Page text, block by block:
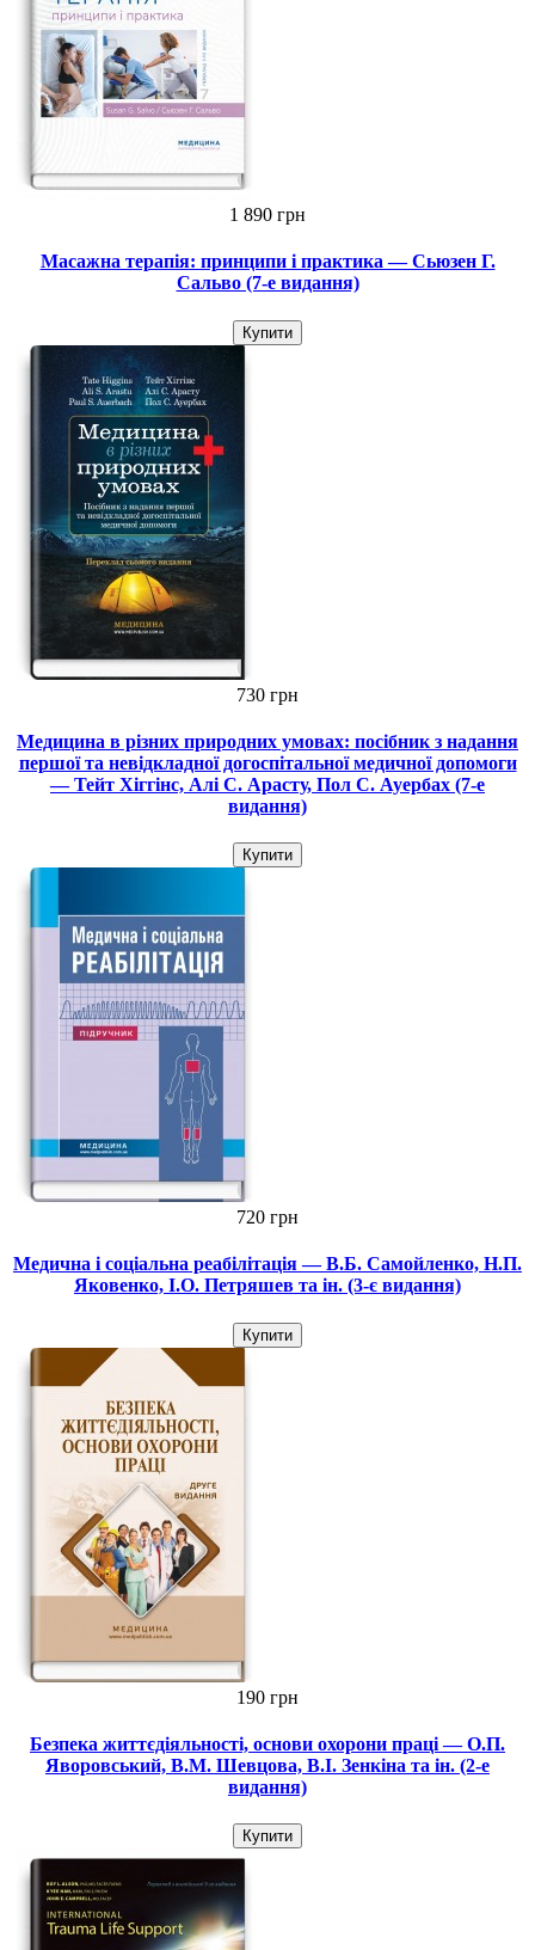
1 890 грн
Масажна терапія: принципи і практика — Сьюзен Г.
Сальво (7-е видання)
Купити
730 грн
Медицина в різних природних умовах: посібник з надання
першої та невідкладної догоспітальної медичної допомоги
— Тейт Хіггінс, Алі С. Арасту, Пол С. Ауербах (7-е
видання)
Купити
720 грн
Медична і соціальна реабілітація — В.Б. Самойленко, Н.П.
Яковенко, І.О. Петряшев та ін. (3-є видання)
Купити
190 грн
Безпека життєдіяльності, основи охорони праці — О.П.
Яворовський, В.М. Шевцова, В.І. Зенкіна та ін. (2-е
видання)
Купити